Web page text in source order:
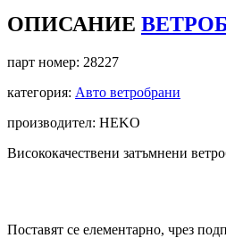
ОПИСАНИЕ
парт номер: 28227
категория: Авто ветробрани
производител: HEKO
Висококачествени затъмнени
Поставят се елементарно, чрез